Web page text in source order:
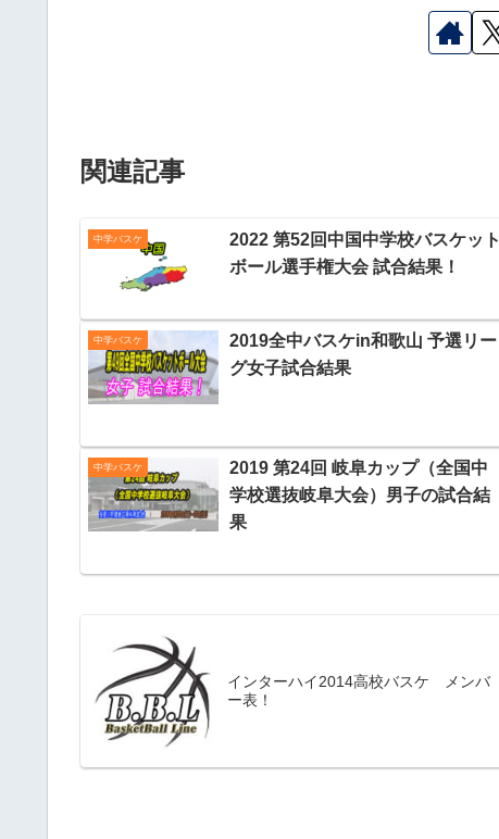
関連記事
中学バスケ
2022 第52回中国中学校バスケット
ボール選手権大会 試合結果！
中学バスケ
2019全中バスケin和歌山 予選リー
グ女子試合結果
中学バスケ
2019 第24回 岐阜カップ（全国中
学校選抜岐阜大会）男子の試合結
果
インターハイ2014高校バスケ メンバ
ー表！